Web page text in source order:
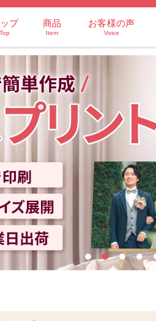
ップ
Top
商品
Item
お客様の声
Voice